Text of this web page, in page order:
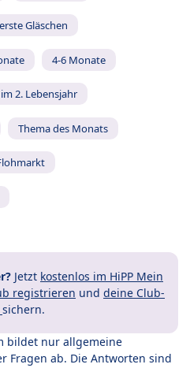
Gläschen
4-6 Monate
2. Lebensjahr
Thema des Monats
Jetzt kostenlos im HiPP Mein
registrieren und deine Club-
sichern.
bildet nur allgemeine
Fragen ab. Die Antworten sind